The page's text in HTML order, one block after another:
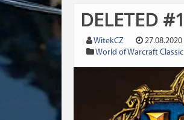
DELETED #1
WitekCZ
27.08.2020
World of Warcraft Classic